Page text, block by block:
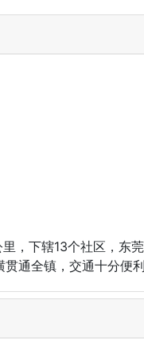
，下辖13个社区，东
通全镇，交通十分便利